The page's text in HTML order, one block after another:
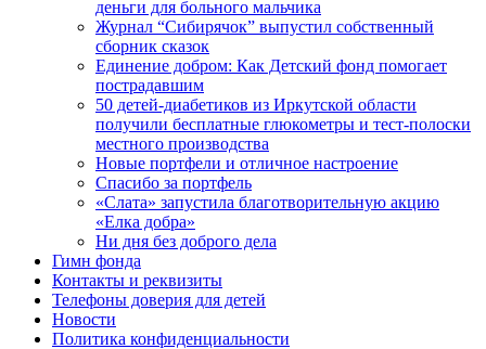
деньги для больного мальчика
Журнал “Сибирячок” выпустил собственный
сборник сказок
Единение добром: Как Детский фонд помогает
пострадавшим
50 детей-диабетиков из Иркутской области
получили бесплатные глюкометры и тест-полоски
местного производства
Новые портфели и отличное настроение
Спасибо за портфель
«Слата» запустила благотворительную акцию
«Елка добра»
Ни дня без доброго дела
Гимн фонда
Контакты и реквизиты
Телефоны доверия для детей
Новости
Политика конфиденциальности